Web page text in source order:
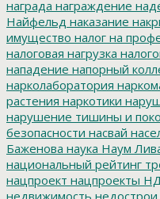
награда награждение
Найфельд наказание
имущество налог на
налоговая нагрузка
нападение напорный
нарколаборатория
растения наркотики
нарушение тишины и
безопасности насвай
Баженова наука Наум
национальный рейтинг
нацпроект нацпроекты
недвижимость недострои